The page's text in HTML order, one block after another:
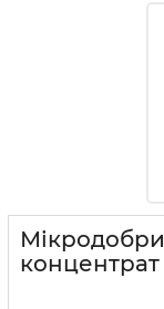
концентрат